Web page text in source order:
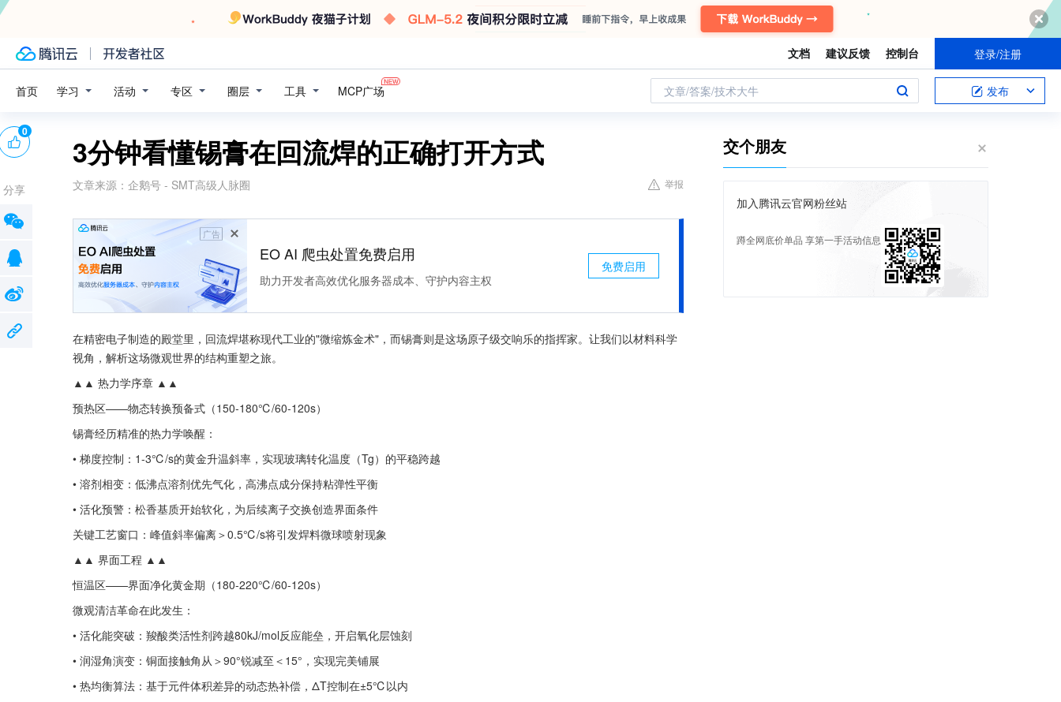
文档 建议反馈 控制台 登录/注册
首页 学习 活动 专区 圈层 工具 MCP广场 文章/答案/技术大牛 发布
3分钟看懂锡膏在回流焊的正确打开方式
文章来源： 企鹅号 - SMT高级人脉圈 举报
广告
EO AI 爬虫处置免费启用
助力开发者高效优化服务器成本、守护内容主权
免费启用
在精密电子制造的殿堂里，回流焊堪称现代工业的"微缩炼金术"，而锡膏则是这场原子级交响乐的指挥家。让我们以材料科学
视角，解析这场微观世界的结构重塑之旅。
▲▲ 热力学序章 ▲▲
预热区——物态转换预备式（150-180℃/60-120s）
锡膏经历精准的热力学唤醒：
• 梯度控制：1-3℃/s的黄金升温斜率，实现玻璃转化温度（Tg）的平稳跨越
• 溶剂相变：低沸点溶剂优先气化，高沸点成分保持粘弹性平衡
• 活化预警：松香基质开始软化，为后续离子交换创造界面条件
关键工艺窗口：峰值斜率偏离＞0.5℃/s将引发焊料微球喷射现象
▲▲ 界面工程 ▲▲
恒温区——界面净化黄金期（180-220℃/60-120s）
微观清洁革命在此发生：
• 活化能突破：羧酸类活性剂跨越80kJ/mol反应能垒，开启氧化层蚀刻
• 润湿角演变：铜面接触角从＞90°锐减至＜15°，实现完美铺展
• 热均衡算法：基于元件体积差异的动态热补偿，ΔT控制在±5℃以内
0
分享
交个朋友
加入腾讯云官网粉丝站
蹲全网底价单品 享第一手活动信息